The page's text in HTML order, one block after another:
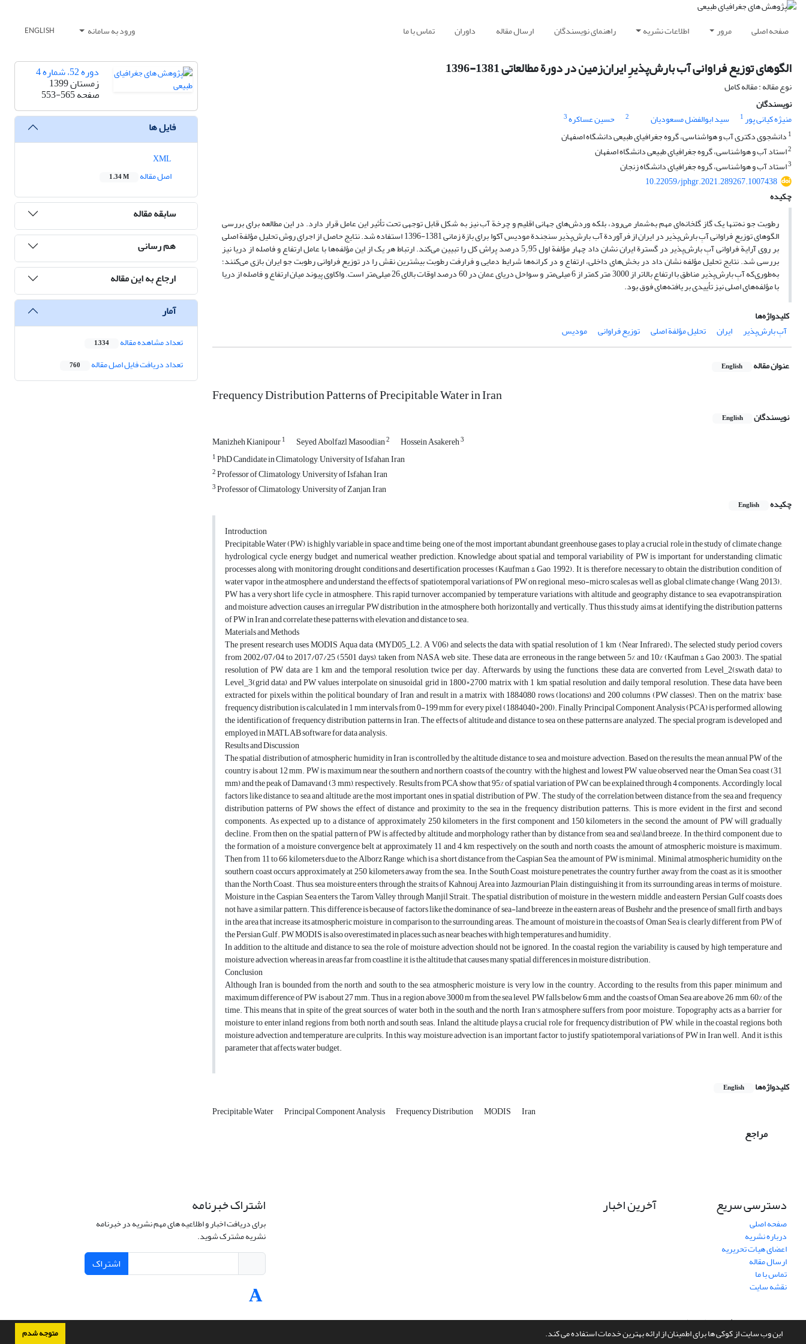
این وب سایت از کوکی ها برای اطمینان از ارائه بهترین خدمات استفاده می کند. متوجه شدم
صفحه اصلی مرور اطلاعات نشریه راهنمای نویسندگان ارسال مقاله داوران تماس با ما ورود به سامانه ENGLISH
الگوهای توزیع فراوانی آب بارش‌پذیرِ ایران‌زمین در دورة مطالعاتی 1381-1396
نوع مقاله : مقاله کامل
نویسندگان
منیژه کیانی پور1 سید ابوالفضل مسعودیان 2 حسین عساکره3
1 دانشجوی دکتری آب و هواشناسی،‌ گروه جغرافیای طبیعی دانشگاه اصفهان
2استاد آب و هواشناسی،‌ گروه جغرافیای طبیعی دانشگاه اصفهان
3استاد آب و هواشناسی، گروه جغرافیای دانشگاه زنجان
10.22059/jphgr.2021.289267.1007438
چکیده
رطوبت جو نه‌تنها یک گاز گلخانه‌ای مهم به‌شمار می‌رود، بلکه وردش‌های جهانی اقلیم و چرخة آب نیز به شکل قابل توجهی تحت تأثیر این عامل قرار دارد. در این مطالعه برای بررسی
الگوهای توزیع فراوانی آبِ بارش‌پذیر در ایران از فرآوردة آب بارش‌پذیر سنجندة مودیس آکوا برای بازة زمانی 1381-1396 استفاده شد. نتایج حاصل از اجرای روش تحلیل مؤلفة اصلی‌
بر روی آرایة فراوانی آبِ بارش‌پذیر در گسترة ایران نشان داد چهار مؤلفة اول 5 / 95 درصد پراش کل را تبیین می‌کند. ارتباط هر یک از این مؤلفه‌ها با عامل ارتفاع و فاصله از دریا نیز
بررسی شد.‌ نتایج تحلیل مؤلفه نشان داد در بخش‌های داخلی، ارتفاع و در کرانه‌ها شرایط دمایی و فرارفت رطوبت بیشترین نقش را در توزیع فراوانی رطوبت جو ایران بازی می‌کنند؛
به‌طوری‌که آبِ بارش‌پذیر مناطق با ارتفاع بالاتر از 3000 متر‌ کمتر از 6 میلی‌متر و سواحل دریای عمان در 60 درصد اوقات بالای 26 میلی‌متر است. واکاوی پیوند میان ارتفاع و فاصله از دریا
با مؤلفه‌های اصلی نیز تأییدی بر یافته‌های فوق بود.‌
کلیدواژه‌ها
آبِ بارش‌پذیر
ایران تحلیل مؤلفة اصلی توزیع فراوانی مودیس
عنوان مقاله English
Frequency Distribution Patterns of Precipitable Water in Iran
نویسندگان English
Manizheh Kianipour1 Seyed Abolfazl Masoodian2 Hossein Asakereh3
1PhD Candidate in Climatology, University of Isfahan, Iran
2Professor of Climatology, University of Isfahan, Iran
3Professor of Climatology, University of Zanjan, Iran
چکیده
English
Introduction
Precipitable Water (PW) is highly variable in space and time, being one of the most important abundant greenhouse gases to play a crucial role in the study of climate change,
hydrological cycle, energy budget, and numerical weather prediction. Knowledge about spatial and temporal variability of PW is important for understanding climatic
processes along with monitoring drought conditions and desertification processes (Kaufman & Gao, 1992). It is, therefore, necessary to obtain the distribution condition of
water vapor in the atmosphere and understand the effects of spatiotemporal variations of PW on regional, meso-micro scales as well as global climate change (Wang, 2013).
PW has a very short life cycle in atmosphere. This rapid turnover, accompanied by temperature variations with altitude and geography, distance to sea, evapotranspiration,
and moisture advection, causes an irregular PW distribution in the atmosphere, both horizontally and vertically. Thus this study aims at identifying the distribution patterns
of PW in Iran and correlate these patterns with elevation and distance to sea.
Materials and Methods
The present research uses MODIS Aqua data(MYD05_L2. A V06) and selects the data with spatial resolution of 1 km (Near Infrared).The selected study period covers
from 2002/07/04 to 2017/07/25 (5501 days), taken from NASA web site. These data are erroneous in the range between 5% and 10% (Kaufman & Gao, 2003). The spatial
resolution of PW data are 1 km and the temporal resolution, twice per day. Afterwards, by using the functions, these data are converted from Level_2(swath data) to
Level_3(grid data) and PW values interpolate on sinusoidal grid in 1800×2700 matrix with 1 km spatial resolution and daily temporal resolution. These data have been
extracted for pixels within the political boundary of Iran and result in a matrix with 1884080 rows (locations) and 200 columns (PW classes). Then on the matrix’ base,
frequency distribution is calculated in 1 mm intervals from 0-199 mm for every pixel (1884040×200). Finally, Principal Component Analysis (PCA) is performed, allowing
the identification of frequency distribution patterns in Iran. The effects of altitude and distance to sea on these patterns are analyzed. The special program is developed and
employed in MATLAB software for data analysis.
Results and Discussion
The spatial distribution of atmospheric humidity in Iran is controlled by the altitude, distance to sea, and moisture advection. Based on the results, the mean annual PW of the
country is about 12 mm. PW is maximum near the southern and northern coasts of the country, with the highest and lowest PW value observed near the Oman Sea coast (31
mm) and the peak of Damavand (3 mm), respectively. Results from PCA show that 95% of spatial variation of PW can be explained through 4 components. Accordingly, local
factors like distance to sea and altitude are the most important ones in spatial distribution of PW. The study of the correlation between distance from the sea and frequency
distribution patterns of PW shows the effect of distance and proximity to the sea in the frequency distribution patterns. This is more evident in the first and second
components. As expected, up to a distance of approximately 250 kilometers in the first component and 150 kilometers in the second, the amount of PW will gradually
decline. From then on, the spatial pattern of PW is affected by altitude and morphology rather than by distance from sea and sea\land breeze. In the third component, due to
the formation of a moisture convergence belt at approximately 11 and 4 km, respectively, on the south and north coasts, the amount of atmospheric moisture is maximum.
Then from 11 to 66 kilometers due to the Alborz Range, which is a short distance from the Caspian Sea, the amount of PW is minimal. Minimal atmospheric humidity on the
southern coast occurs approximately at 250 kilometers away from the sea. In the South Coast, moisture penetrates the country further away from the coast, as it is smoother
than the North Coast. Thus, sea moisture enters through the straits of Kahnouj Area into Jazmourian Plain, distinguishing it from its surrounding areas in terms of moisture.
Moisture in the Caspian Sea enters the Tarom Valley through Manjil Strait. The spatial distribution of moisture in the western, middle, and eastern Persian Gulf coasts does
not have a similar pattern. This difference is because of factors like the dominance of sea-land breeze in the eastern areas of Bushehr and the presence of small firth and bays
in the area that increase its atmospheric moisture, in comparison to the surrounding areas. The amount of moisture in the coasts of Oman Sea is clearly different from PW of
the Persian Gulf. PW MODIS is also overestimated in places such as near beaches with high temperatures and humidity.
In addition to the altitude and distance to sea, the role of moisture advection should not be ignored. In the coastal region, the variability is caused by high temperature and
moisture advection, whereas in areas far from coastline, it is the altitude that causes many spatial differences in moisture distribution.
Conclusion
Although Iran is bounded from the north and south to the sea, atmospheric moisture is very low in the country. According to the results from this paper, minimum and
maximum difference of PW is about 27 mm. Thus, in a region above 3000 m from the sea level, PW falls below 6 mm, and the coasts of Oman Sea are above 26 mm, 60% of the
time. This means that in spite of the great sources of water both in the south and the north, Iran’s atmosphere suffers from poor moisture. Topography acts as a barrier for
moisture to enter inland regions from both north and south seas. Inland, the altitude plays a crucial role for frequency distribution of PW, while in the coastal regions, both
moisture advection and temperature are culprits. In this way, moisture advection is an important factor to justify spatiotemporal variations of PW in Iran well. And it is this
parameter that affects water budget.
کلیدواژه‌ها English
Precipitable Water Principal Component Analysis Frequency Distribution MODIS Iran
مراجع
دوره 52، شماره 4
زمستان 1399
صفحه553-565
فایل ها
اصل مقاله
1.34 M
سابقه مقاله
هم رسانی
ارجاع به این مقاله
آمار
تعداد مشاهده مقاله 1,334
تعداد دریافت فایل اصل مقاله 760
دسترسی سریع
صفحه اصلی
درباره نشریه
اعضای هیات تحریریه
ارسال مقاله
تماس با ما
نقشه سایت
آخرین اخبار اشتراک خبرنامه
برای دریافت اخبار و اطلاعیه های مهم نشریه در خبرنامه
نشریه مشترک شوید.
اشتراک
سامانه مدیریت نشریات علمی.طراحی و پیاده سازی ازسیناوب